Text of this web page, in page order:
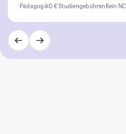
Pädagogik0 € StudiengebührenKein NC